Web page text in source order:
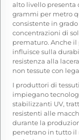
alto livello presenta
grammi per metro
consistente in
concentrazioni di
prematuro. Anche il
influisce sulla
resistenza alla
non tessute con
I produttori di
impiegano
stabilizzanti UV,
resistenti alle
durante la
penetrano in tutto il